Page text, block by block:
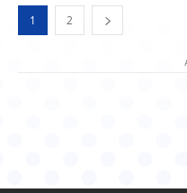
1 2